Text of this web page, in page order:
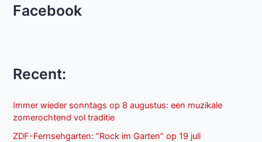
Facebook
Recent:
Immer wieder sonntags op 8 augustus: een muzikale
zomerochtend vol traditie
ZDF-Fernsehgarten: “Rock im Garten” op 19 juli